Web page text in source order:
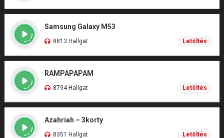
Samsung Galaxy M53
8813 Hallgat Letöltés
RAMPAPAPAM
8794 Hallgat Letöltés
Azahriah – 3korty
8351 Hallgat Letöltés